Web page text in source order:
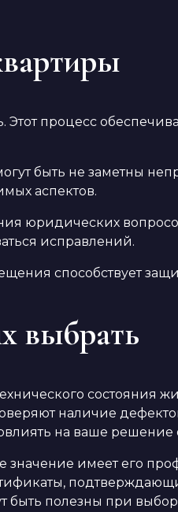
процесс
быть не заметны
аспектов.
юридических
исправлений.
способствует
выбрать
состояния
наличие
на ваше решение
значение имеет его
полезны при